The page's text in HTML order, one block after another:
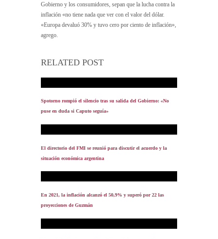
Gobierno y los consumidores, sepan que la lucha contra la
inflación «no tiene nada que ver con el valor del dólar.
«Europa devaluó 30% y tuvo cero por ciento de inflación»,
agrego.
RELATED POST
Spotorno rompió el silencio tras su salida del Gobierno: «No
puse en duda si Caputo seguía»
El directorio del FMI se reunió para discutir el acuerdo y la
situación económica argentina
En 2021, la inflación alcanzó el 50,9% y superó por 22 las
proyecciones de Guzmán